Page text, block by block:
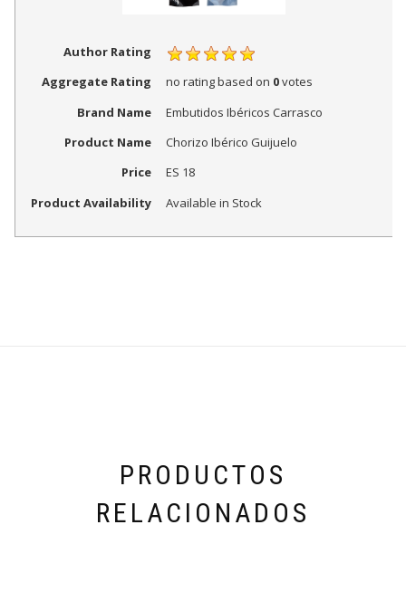
Author Rating
Aggregate Rating
no ratingbased on 0votes
Brand Name
Embutidos Ibéricos Carrasco
Product Name
Chorizo Ibérico Guijuelo
Price
ES 18
Product Availability
Available in Stock
PRODUCTOS
RELACIONADOS